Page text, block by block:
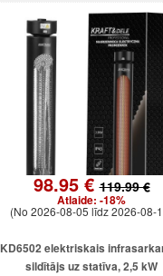
98.95 €119.99 €
Atlaide: -18%
(No 2026-08-05 līdz 2026-08-
KD6502 elektriskais
sildītājs uz statīva, 2,5 kW